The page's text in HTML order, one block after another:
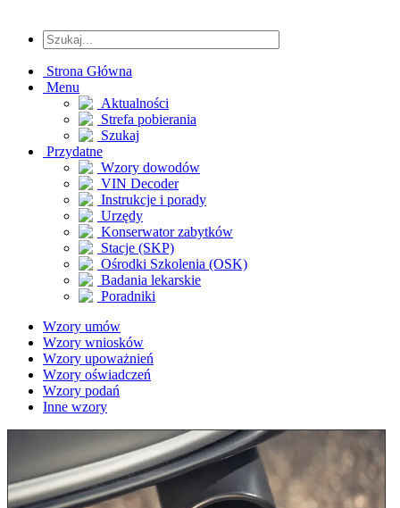
Strona Główna
Menu
Aktualności
Strefa pobierania
Szukaj
Przydatne
Wzory dowodów
VIN Decoder
Instrukcje i porady
Urzędy
Konserwator zabytków
Stacje (SKP)
Ośrodki Szkolenia (OSK)
Badania lekarskie
Poradniki
Wzory umów
Wzory wniosków
Wzory upoważnień
Wzory oświadczeń
Wzory podań
Inne wzory